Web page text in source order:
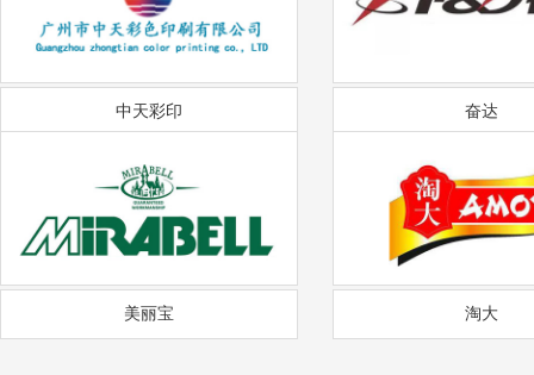
中天彩印 奋达
美丽宝 淘大